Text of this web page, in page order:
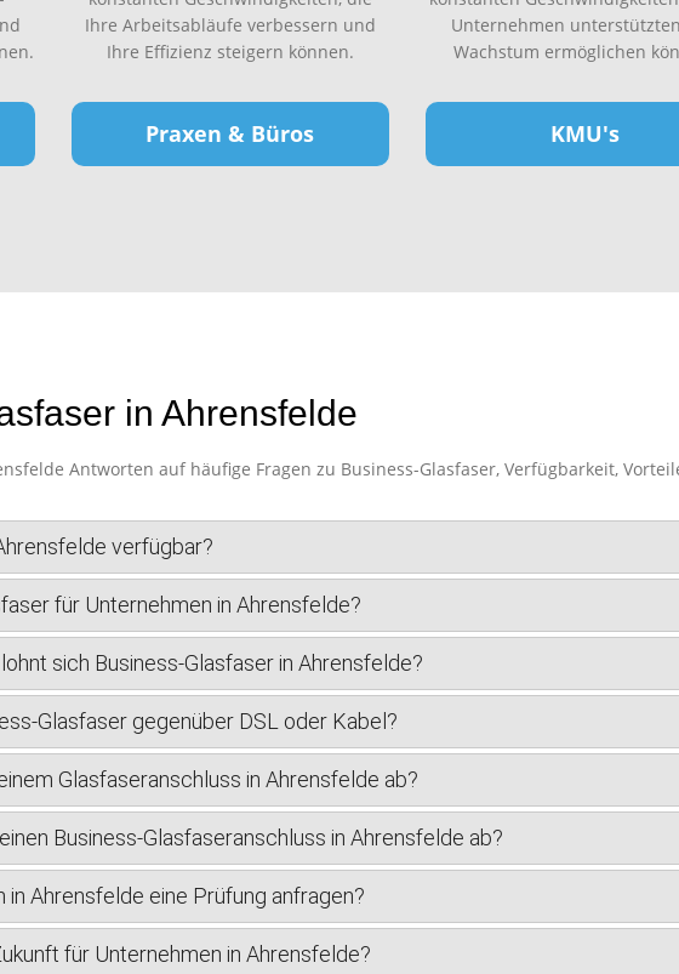
Ihre Arbeitsabläufe verbessern und
Ihre Effizienz steigern können.
Praxen & Büros
Unternehmen
Wachstum ermöglichen
KMU's
in Ahrensfelde
Antworten auf häufige Fragen zu Business-Glasfaser, Verfügbarkeit,
verfügbar?
für Unternehmen in Ahrensfelde?
sich Business-Glasfaser in Ahrensfelde?
Glasfaser gegenüber DSL oder Kabel?
Glasfaseranschluss in Ahrensfelde ab?
Business-Glasfaseranschluss in Ahrensfelde ab?
in Ahrensfelde eine Prüfung anfragen?
für Unternehmen in Ahrensfelde?